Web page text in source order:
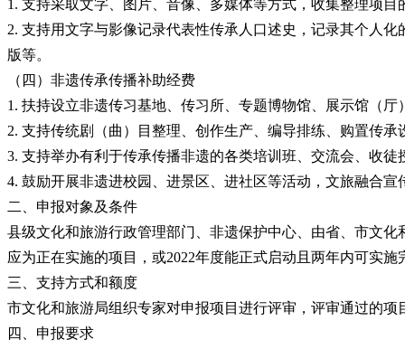
1. 支持采取文字、图片、音像、多媒体等方式，收集整理项
2. 支持用文字与影像记录代表性传承人口述史，记录其个人
版等。
（四）非遗传承传播补助经费
1. 扶持设立非遗传习基地、传习所、专题博物馆、展示馆（厅
2. 支持传统剧（曲）目整理、创作生产、编导排练、购置传
3. 支持举办有利于传承传播非遗的各类培训班、交流会、收
4. 鼓励开展非遗进校园、进景区、进社区等活动，文旅融合宣
二、申报对象及条件
县级文化和旅游行政管理部门、非遗保护中心、由省、市文
应为正在实施的项目，或2022年度能正式启动且两年内可实施
三、支持方式和额度
市文化和旅游局组织专家对申报项目进行评审，评审通过的
四、申报要求